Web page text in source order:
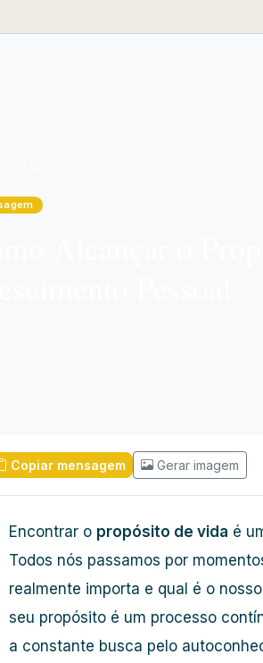
Copiar mensagem Gerar imagem
Encontrar o propósito de vida é
Todos nós passamos por
realmente importa e qual é o
seu propósito é um processo
a constante busca pelo